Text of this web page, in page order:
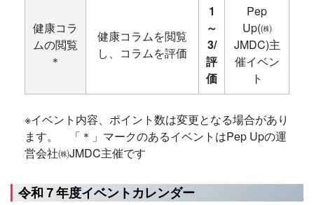
健康コラ
ムの閲覧
＊
健康コラムを閲覧
し、コラムを評価
1
～
3/
評
価
Pep
Up(㈱
JMDC)主
催イベン
ト
※イベント内容、ポイント数は変更となる場合があり
ます。 「＊」マークのあるイベントはPep Upの運
営会社㈱JMDC主催です
令和７年度イベントカレンダー